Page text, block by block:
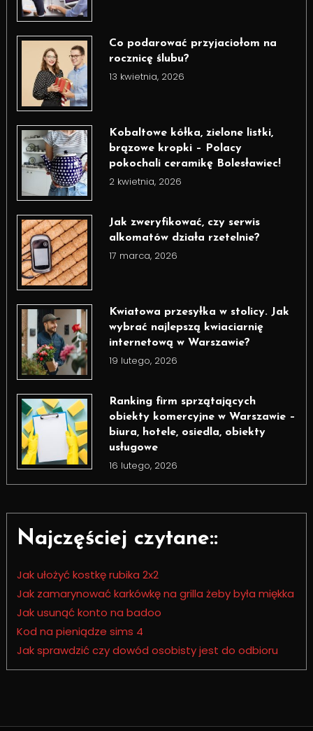
Co podarować przyjaciołom na
rocznicę ślubu?
13 kwietnia, 2026
Kobaltowe kółka, zielone listki,
brązowe kropki – Polacy
pokochali ceramikę Bolesławiec!
2 kwietnia, 2026
Jak zweryfikować, czy serwis
alkomatów działa rzetelnie?
17 marca, 2026
Kwiatowa przesyłka w stolicy. Jak
wybrać najlepszą kwiaciarnię
internetową w Warszawie?
19 lutego, 2026
Ranking firm sprzątających
obiekty komercyjne w Warszawie –
biura, hotele, osiedla, obiekty
usługowe
16 lutego, 2026
Najczęściej czytane::
Jak ułożyć kostkę rubika 2x2
Jak zamarynować karkówkę na grilla żeby była miękka
Jak usunąć konto na badoo
Kod na pieniądze sims 4
Jak sprawdzić czy dowód osobisty jest do odbioru